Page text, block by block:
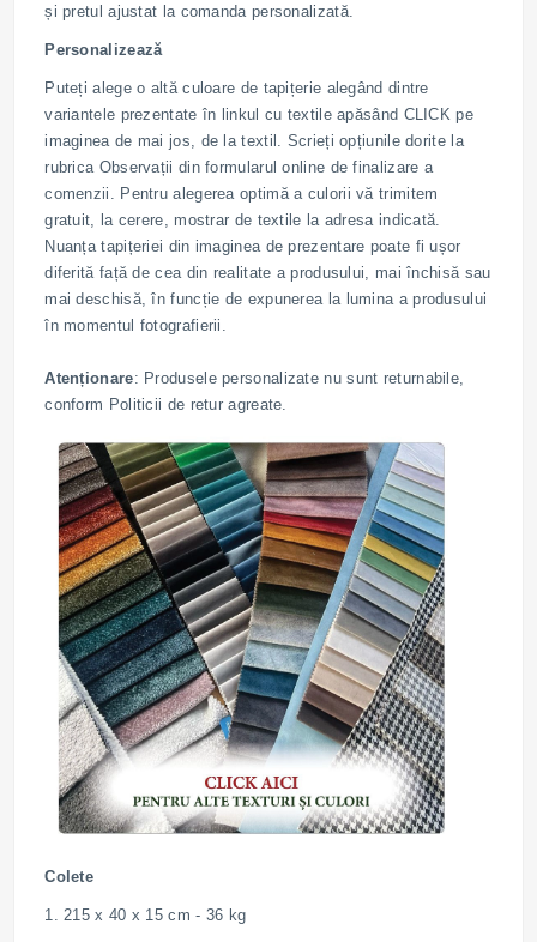
și pretul ajustat la comanda personalizată.
Personalizează
Puteți alege o altă culoare de tapițerie alegând dintre
variantele prezentate în linkul cu textile apăsând CLICK pe
imaginea de mai jos, de la textil. Scrieți opțiunile dorite la
rubrica Observații din formularul online de finalizare a
comenzii. Pentru alegerea optimă a culorii vă trimitem
gratuit, la cerere, mostrar de textile la adresa indicată.
Nuanța tapițeriei din imaginea de prezentare poate fi ușor
diferită față de cea din realitate a produsului, mai închisă sau
mai deschisă, în funcție de expunerea la lumina a produsului
în momentul fotografierii.
Atenționare: Produsele personalizate nu sunt returnabile,
conform Politicii de retur agreate.
Colete
1. 215 x 40 x 15 cm - 36 kg